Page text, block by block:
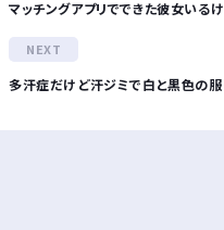
マッチングアプリでできた彼女いる
多汗症だけど汗ジミで白と黒色の服